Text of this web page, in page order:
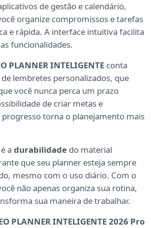
de gestão e calendário,
organize compromissos e tarefas
e rápida. A interface intuitiva facilita
funcionalidades.
PLANNER INTELIGENTE conta
lembretes personalizados, que
você nunca perca um prazo
de criar metas e
torna o planejamento mais
a durabilidade do material
que seu planner esteja sempre
mesmo com o uso diário. Com o
não apenas organiza sua rotina,
sua maneira de trabalhar.
PLANNER INTELIGENTE 2026 Pro